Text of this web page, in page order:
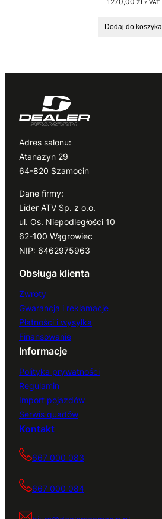
z VAT
Dodaj do koszyka
Adres salonu:
Atanazyn 29
64-820 Szamocin
Dane firmy:
Lider ATV Sp. z o.o.
ul. Os. Niepodległości 10
62-100 Wągrowiec
NIP: 6462975963
Obsługa klienta
Zwroty
Gwarancja i reklamacje
Płatności i wysyłka
Finansowanie
Informacje
Polityka prywatności
Regulamin
Import pojazdów
Serwis quadów
Kontakt
667 000 083
667 000 084